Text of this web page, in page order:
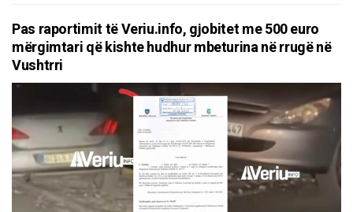
Pas raportimit të Veriu.info, gjobitet me 500 euro
mërgimtari që kishte hudhur mbeturina në rrugë në
Vushtrri